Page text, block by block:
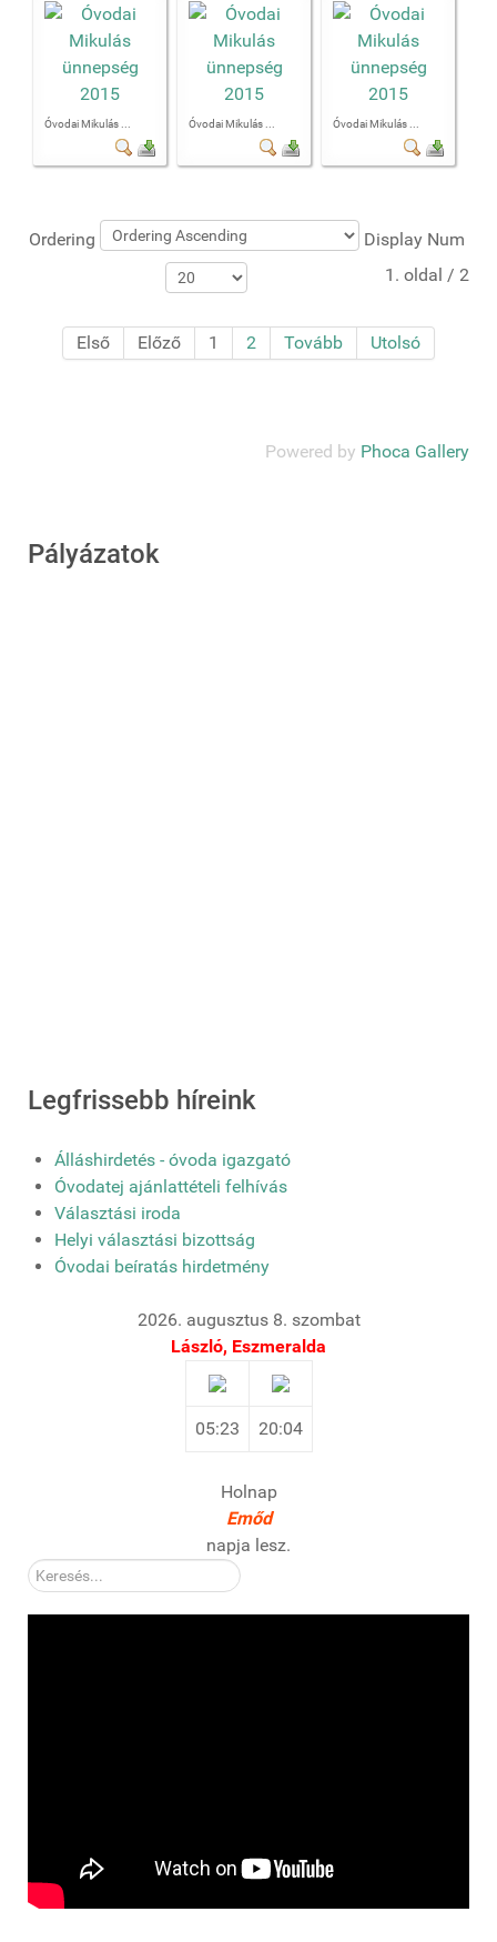
Óvodai Mikulás ... Óvodai Mikulás ... Óvodai Mikulás ...
Ordering
Display Num
1. oldal / 2
Első Előző 1 2 Tovább Utolsó
Powered by Phoca Gallery
Pályázatok
Legfrissebb híreink
Álláshirdetés - óvoda igazgató
Óvodatej ajánlattételi felhívás
Választási iroda
Helyi választási bizottság
Óvodai beíratás hirdetmény
2026. augusztus 8. szombat
László, Eszmeralda
05:23 20:04
Holnap
Emőd
napja lesz.
Kereső: